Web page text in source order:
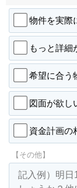
物件を実際
もっと詳細
希望に合う
図面が欲し
資金計画の
【その他】